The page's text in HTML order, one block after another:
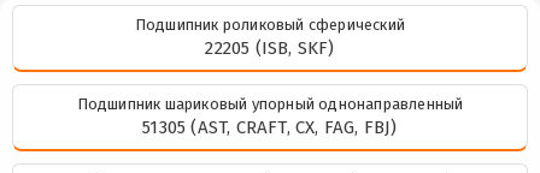
Подшипник роликовый сферический
22205 (ISB, SKF)
Подшипник шариковый упорный однонаправленный
51305 (AST, CRAFT, CX, FAG, FBJ)